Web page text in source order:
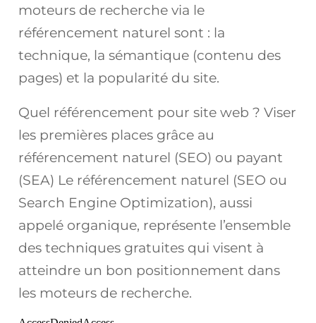
moteurs de recherche via le
référencement naturel sont : la
technique, la sémantique (contenu des
pages) et la popularité du site.
Quel référencement pour site web ? Viser
les premières places grâce au
référencement naturel (SEO) ou payant
(SEA) Le référencement naturel (SEO ou
Search Engine Optimization), aussi
appelé organique, représente l’ensemble
des techniques gratuites qui visent à
atteindre un bon positionnement dans
les moteurs de recherche.